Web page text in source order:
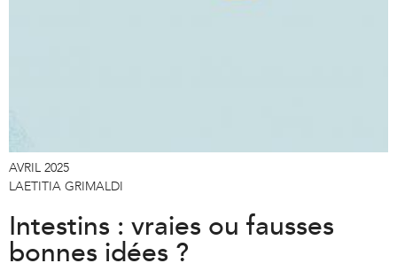
AVRIL 2025
LAETITIA GRIMALDI
Intestins : vraies ou fausses
bonnes idées ?